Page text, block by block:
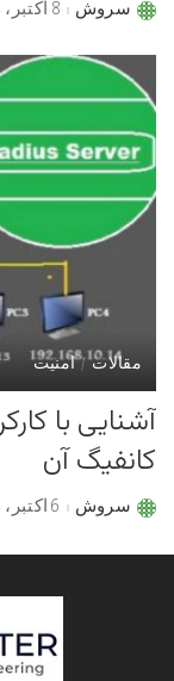
Postedسروش 8 اکتبر، 2024
مقالات امنیت
کانفیگ آن
Postedسروش 6 اکتبر، 2024